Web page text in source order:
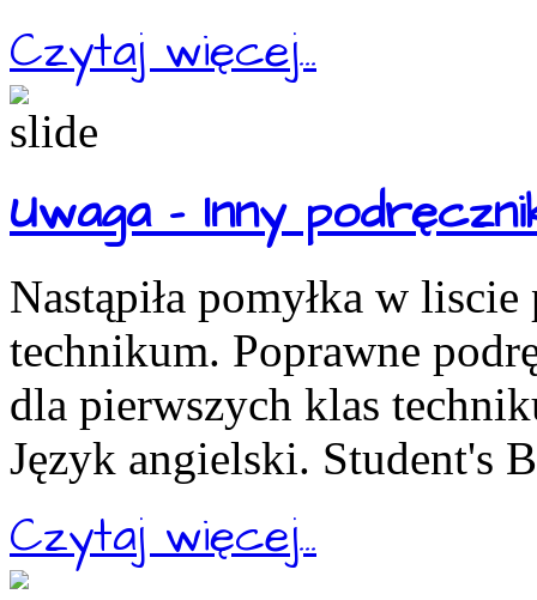
Czytaj więcej...
Uwaga - Inny
Nastąpiła pomyłka w
technikum. Poprawne
dla pierwszych klas
Język angielski. Student's
Czytaj więcej...